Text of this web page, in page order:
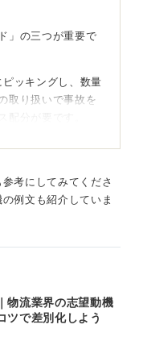
」の三つが重要で
ッキングし、数量
取り扱いで事故を
配分が要です。
します。
で、挨拶、応答、
き」「ミスゼロへ
同じ作業でも質を
のある人です。
考にしてみてくださ
例文も紹介していま
物流業界の志望動機
ツで差別化しよう